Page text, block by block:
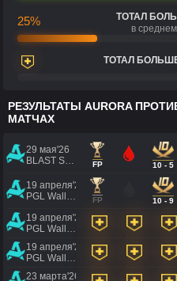
25%
ТОТАЛ
в
ТОТАЛ
РЕЗУЛЬТАТЫ AURORA
МАТЧАХ
29 мая'26
FP 10 - 5
19 апреля'26
FP 10 - 9
19 апреля'26
19 апреля'26
23 марта'26